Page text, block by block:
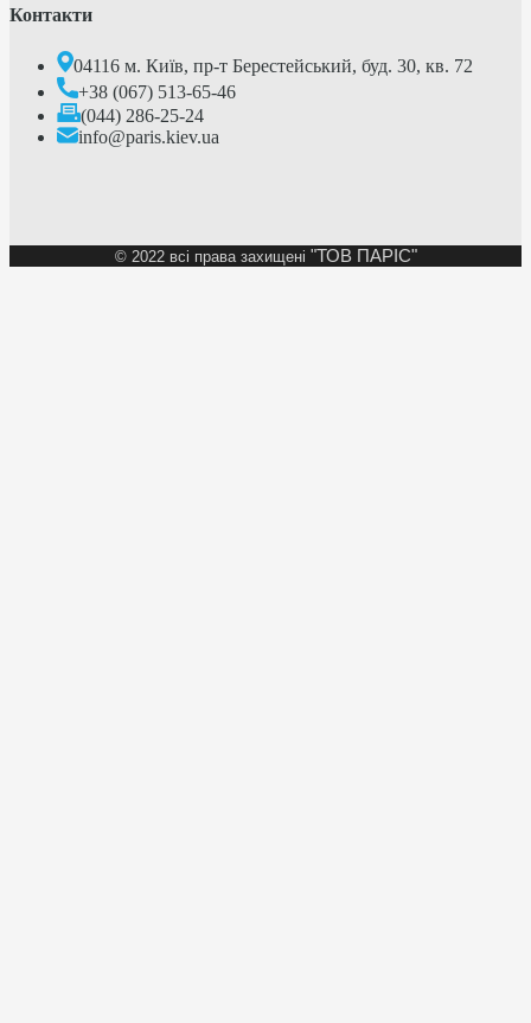
Контакти
04116 м. Київ, пр-т Берестейський, буд. 30, кв. 72
+38 (067) 513-65-46
(044) 286-25-24
info@paris.kiev.ua
© 2022 всі права захищені "ТОВ ПАРІС"